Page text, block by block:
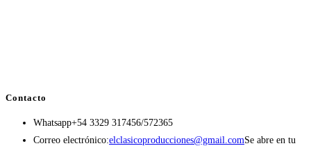
Contacto
Whatsapp+54 3329 317456/572365
Correo electrónico:elclasicoproducciones@gmail.comSe abre en tu